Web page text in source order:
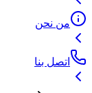
من نحن
اتصل بنا